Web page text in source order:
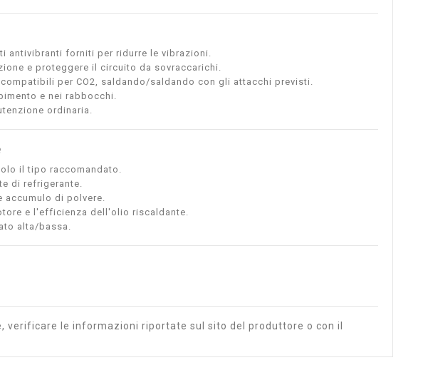
antivibranti forniti per ridurre le vibrazioni.
e proteggere il circuito da sovraccarichi.
per CO2, saldando/saldando con gli attacchi previsti.
e nei rabbocchi.
ordinaria.
il tipo raccomandato.
di refrigerante.
accumulo di polvere.
e l'efficienza dell'olio riscaldante.
alta/bassa.
verificare le informazioni riportate sul sito del produttore o con il